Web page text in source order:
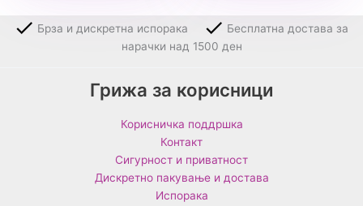
Брза и дискретна испорака
Бесплатна достава за
нарачки над 1500 ден
Грижа за корисници
Корисничка поддршка
Контакт
Сигурност и приватност
Дискретно пакување и достава
Испорака